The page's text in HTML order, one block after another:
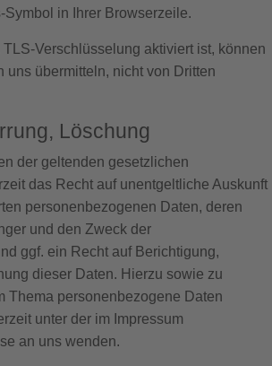
Symbol in Ihrer Browserzeile.
Verschlüsselung aktiviert ist, können
uns übermitteln, nicht von Dritten
Löschung
der geltenden gesetzlichen
das Recht auf unentgeltliche Auskunft
personenbezogenen Daten, deren
und den Zweck der
ggf. ein Recht auf Berichtigung,
dieser Daten. Hierzu sowie zu
Thema personenbezogene Daten
unter der im Impressum
an uns wenden.